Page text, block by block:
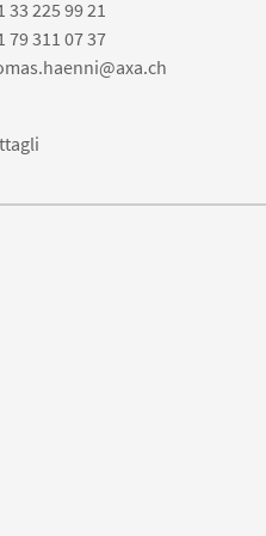
33 225 99 21
79 311 07 37